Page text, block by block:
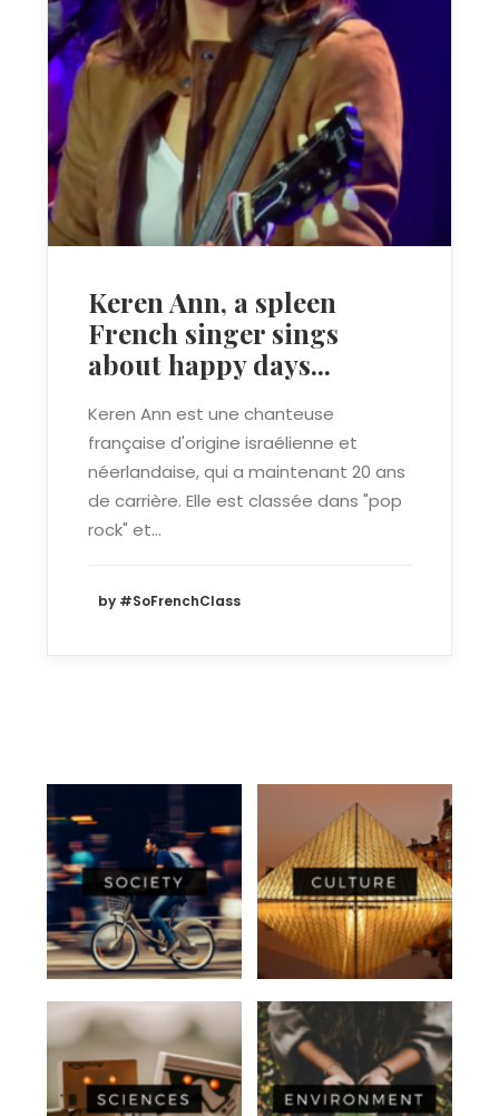
Keren Ann, a spleen
French singer sings
about happy days...
Keren Ann est une chanteuse
française d'origine israélienne et
néerlandaise, qui a maintenant 20 ans
de carrière. Elle est classée dans "pop
rock" et…
by #SoFrenchClass